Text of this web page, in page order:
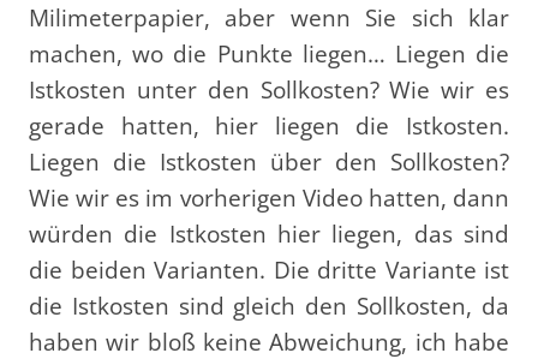
Milimeterpapier, aber wenn Sie sich klar
machen, wo die Punkte liegen… Liegen die
Istkosten unter den Sollkosten? Wie wir es
gerade hatten, hier liegen die Istkosten.
Liegen die Istkosten über den Sollkosten?
Wie wir es im vorherigen Video hatten, dann
würden die Istkosten hier liegen, das sind
die beiden Varianten. Die dritte Variante ist
die Istkosten sind gleich den Sollkosten, da
haben wir bloß keine Abweichung, ich habe